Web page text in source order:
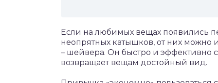
Если на любимых вещах появились
неопрятных катышков, от них
– шейвера. Он быстро и эффективно
возвращает вещам достойный вид.